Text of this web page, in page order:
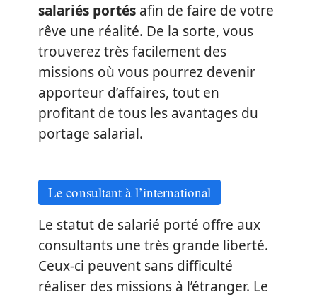
salariés portés afin de faire de votre
rêve une réalité. De la sorte, vous
trouverez très facilement des
missions où vous pourrez devenir
apporteur d’affaires, tout en
profitant de tous les avantages du
portage salarial.
Le consultant à l’international
Le statut de salarié porté offre aux
consultants une très grande liberté.
Ceux-ci peuvent sans difficulté
réaliser des missions à l’étranger. Le